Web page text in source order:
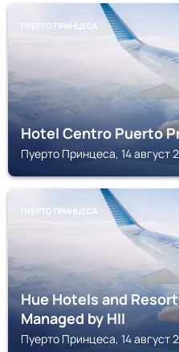
ПУЕРТО ПРИНЦЕСА
Hotel Centro Puerto
Пуерто Принцеса, 14 август
ПУЕРТО ПРИНЦЕСА
Hue Hotels and
Managed by HII
Пуерто Принцеса, 14 август